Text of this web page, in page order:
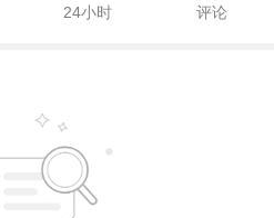
24小时 评论